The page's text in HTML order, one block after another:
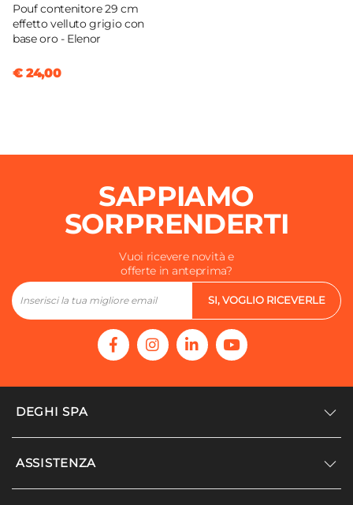
Grigio | Legno
Colore
Trama
Pouf contenitore 29 cm
effetto velluto grigio con
base oro - Elenor
€ 24,00
SAPPIAMO
SORPRENDERTI
Vuoi ricevere novità e
offerte in anteprima?
SI, VOGLIO RICEVERLE
DEGHI SPA
Accedi/Registrati
ASSISTENZA